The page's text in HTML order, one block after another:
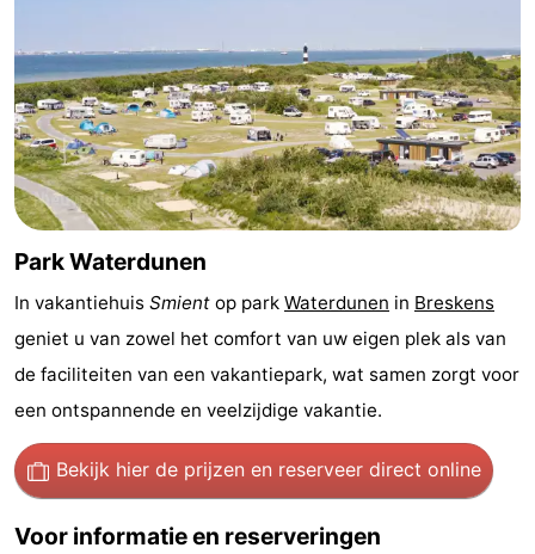
Bad
Bad
Strand
Resort
Nieuwvliet-
-
Waterdunen
-
Zonneweelde
-
minutes
Strand
Zien
&
doen
Bezienswaardigheden
-
Park Waterdunen
In vakantiehuis Smient op park Waterdunen in Breskens
geniet u van zowel het comfort van uw eigen plek als van
de faciliteiten van een vakantiepark, wat samen zorgt voor
een ontspannende en veelzijdige vakantie.
Bekijk hier de prijzen en reserveer direct online
Voor informatie en reserveringen